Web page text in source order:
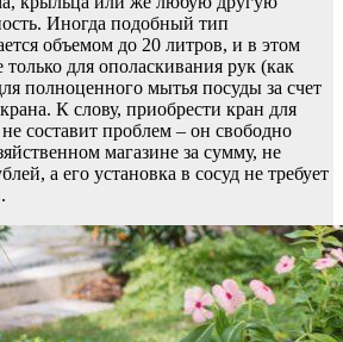
Иногда подобный тип
объемом до 20 литров, и в этом
для ополаскивания рук (как
полноценного мытья посуды за счет
К слову, приобрести кран для
составит проблем – он свободно
магазине за сумму, не
а его установка в сосуд не требует